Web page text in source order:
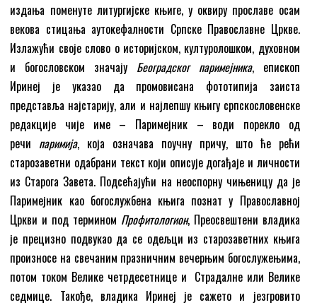
издања поменуте литургијске књиге, у оквиру прославе осам
векова стицања аутокефалности Српске Православне Цркве.
Излажући своје слово о историјском, културолошком, духовном
и богословском значају Београдског паримејника, епископ
Иринеј је указао да промовисана фототипија заиста
представља најстарију, али и најлепшу књигу српскословенске
редакције чије име – Паримејник – води порекло од
речи паримија, која означава поучну причу, што ће рећи
старозаветни одабрани текст који описује догађаје и личности
из Старога Завета. Подсећајући на неоспорну чињеницу да је
Паримејник као богослужбена књига познат у Православној
Цркви и под термином Профитологион, Преосвештени владика
је прецизно подвукао да се одељци из старозаветних књига
произносе на свечаним празничним вечерњим богослужењима,
потом током Велике четрдесетнице и Страдалне или Велике
седмице. Такође, владика Иринеј је сажето и језгровито